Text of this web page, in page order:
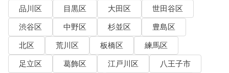
品川区
目黒区 大田区
世田谷区
渋谷区
中野区 杉並区
豊島区
北区
荒川区 板橋区
練馬区
足立区
葛飾区 江戸川区
八王子市